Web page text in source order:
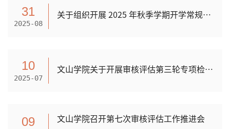
31
2025-08
关于组织开展 2025 年秋季学期开学常规教学巡查的通知
10
2025-07
文山学院关于开展审核评估第三轮专项检查督查的通知
09 文山学院召开第七次审核评估工作推进会